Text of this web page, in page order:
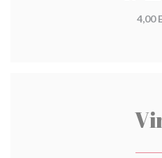
4,00